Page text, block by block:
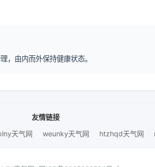
由内而外保持健康状态。
友情链接
天气网 weunky天气网 htzhqd天气网